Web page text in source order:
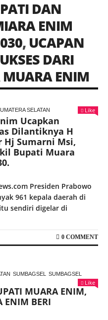
DAN
ENIM
, UCAPAN
DARI
ENIM
SELATAN Like
Ucapkan
Dilantiknya H
Hj Sumarni Msi,
Bupati Muara
Presiden Prabowo
961 kepala daerah di
sendiri digelar di
0 COMMENT
SUMBAGSEL SUMBAGSEL
Like
MUARA ENIM,
ENIM BERI